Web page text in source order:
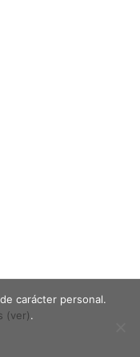
en Madrid
carácter personal.
(ver).